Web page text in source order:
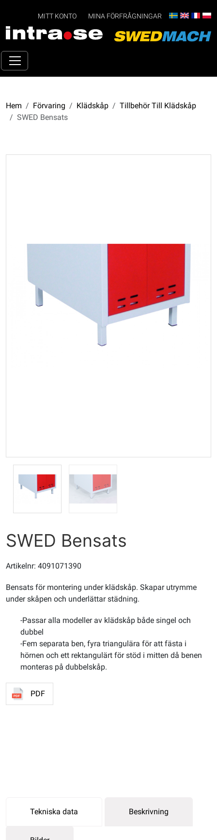
MITT KONTO MINA FÖRFRÅGNINGAR
Hem Förvaring Klädskåp
Tillbehör Till Klädskåp
SWED Bensats
SWED Bensats
Artikelnr: 4091071390
Bensats för montering under klädskåp. Skapar utrymme
under skåpen och underlättar städning.
-Passar alla modeller av klädskåp både singel och
dubbel
-Fem separata ben, fyra triangulära för att fästa i
hörnen och ett rektangulärt för stöd i mitten då benen
monteras på dubbelskåp.
PDF
Tekniska data Beskrivning